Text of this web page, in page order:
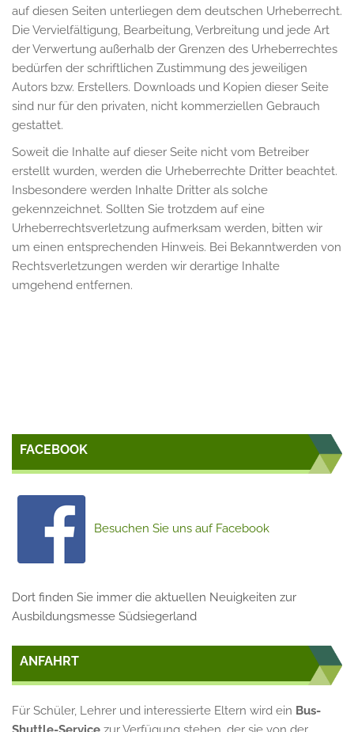
auf diesen Seiten unterliegen dem deutschen Urheberrecht.
Die Vervielfältigung, Bearbeitung, Verbreitung und jede Art
der Verwertung außerhalb der Grenzen des Urheberrechtes
bedürfen der schriftlichen Zustimmung des jeweiligen
Autors bzw. Erstellers. Downloads und Kopien dieser Seite
sind nur für den privaten, nicht kommerziellen Gebrauch
gestattet.
Soweit die Inhalte auf dieser Seite nicht vom Betreiber
erstellt wurden, werden die Urheberrechte Dritter beachtet.
Insbesondere werden Inhalte Dritter als solche
gekennzeichnet. Sollten Sie trotzdem auf eine
Urheberrechtsverletzung aufmerksam werden, bitten wir
um einen entsprechenden Hinweis. Bei Bekanntwerden von
Rechtsverletzungen werden wir derartige Inhalte
umgehend entfernen.
FACEBOOK
Besuchen Sie uns auf Facebook
Dort finden Sie immer die aktuellen Neuigkeiten zur
Ausbildungsmesse Südsiegerland
ANFAHRT
Für Schüler, Lehrer und interessierte Eltern wird ein Bus-